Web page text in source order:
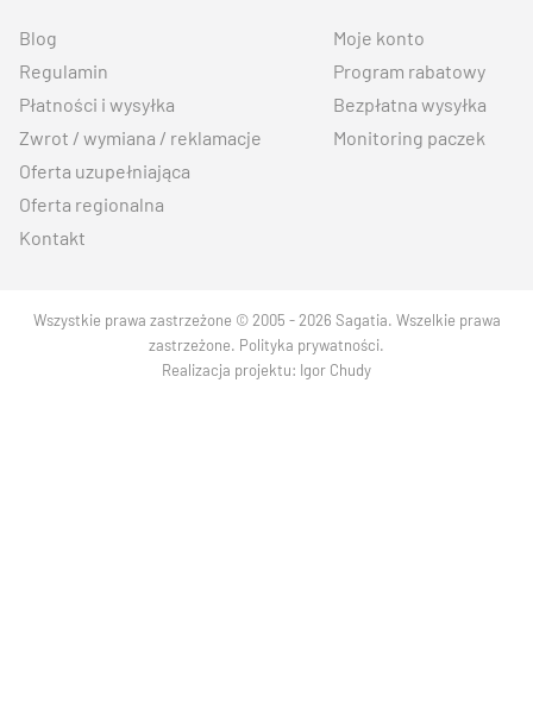
Blog
Regulamin
Płatności i wysyłka
Zwrot / wymiana / reklamacje
Oferta uzupełniająca
Oferta regionalna
Kontakt
Moje konto
Program rabatowy
Bezpłatna wysyłka
Monitoring paczek
Wszystkie prawa zastrzeżone © 2005 - 2026 Sagatia. Wszelkie prawa
zastrzeżone. Polityka prywatności.
Realizacja projektu: Igor Chudy